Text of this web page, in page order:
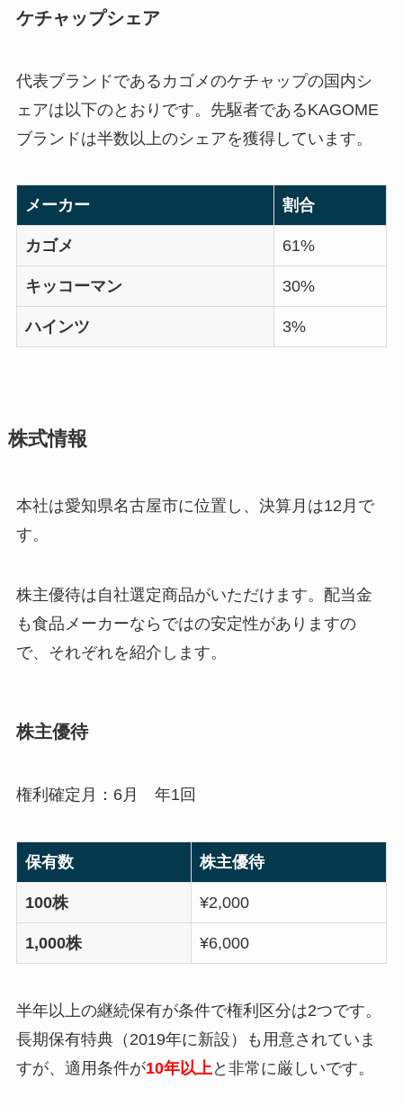
ケチャップシェア
代表ブランドであるカゴメのケチャップの国内シ
ェアは以下のとおりです。先駆者であるKAGOME
ブランドは半数以上のシェアを獲得しています。
メーカー 割合
カゴメ 61%
キッコーマン 30%
ハインツ 3%
株式情報
本社は愛知県名古屋市に位置し、決算月は12月で
す。
株主優待は自社選定商品がいただけます。配当金
も食品メーカーならではの安定性がありますの
で、それぞれを紹介します。
株主優待
権利確定月：6月 年1回
保有数 株主優待
100株 ¥2,000
1,000株 ¥6,000
半年以上の継続保有が条件で権利区分は2つです。
長期保有特典（2019年に新設）も用意されていま
すが、適用条件が10年以上 と非常に厳しいです。